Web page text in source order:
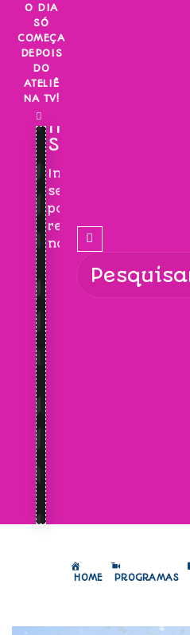
Skip
content
O DIA
SÓ
COMEÇA
DEPOIS
DO
ATELIÊ
NA TV!
INSCREVA-
SE!
Inscreva-
se
para
receber
novidades!
HOME PROGRAMAS